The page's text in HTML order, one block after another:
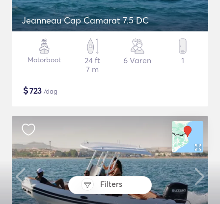
Filters
Jeanneau Cap Camarat 7.5 DC
Motorboot
24 ft
7 m
6 Varen 1
$723 /dag